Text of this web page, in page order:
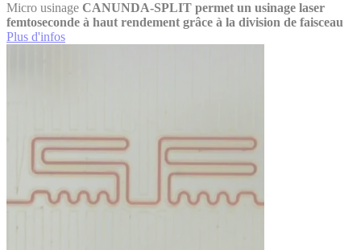
Micro usinage CANUNDA-SPLIT permet un usinage laser
femtoseconde à haut rendement grâce à la division de faisceau
Plus d'infos